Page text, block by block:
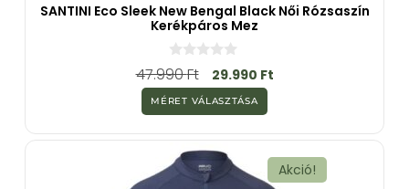
SANTINI Eco Sleek New Bengal Black Női Rózsaszín
Kerékpáros Mez
0
a
5
-
b
ő
47.990Ft 29.990 Ft
MÉRET VÁLASZTÁSA
Akció!